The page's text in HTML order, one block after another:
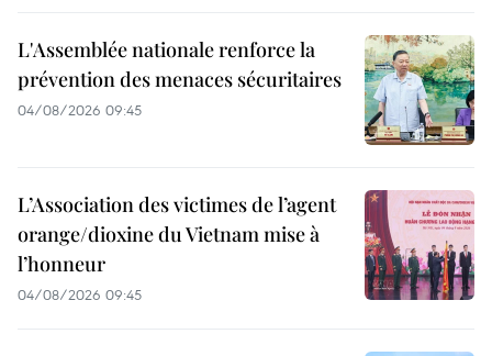
L'Assemblée nationale renforce la
prévention des menaces sécuritaires
04/08/2026 09:45
L’Association des victimes de l’agent
orange/dioxine du Vietnam mise à
l’honneur
04/08/2026 09:45